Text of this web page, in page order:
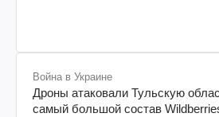
Война в Украине
Дроны атаковали Тульскую
самый большой состав